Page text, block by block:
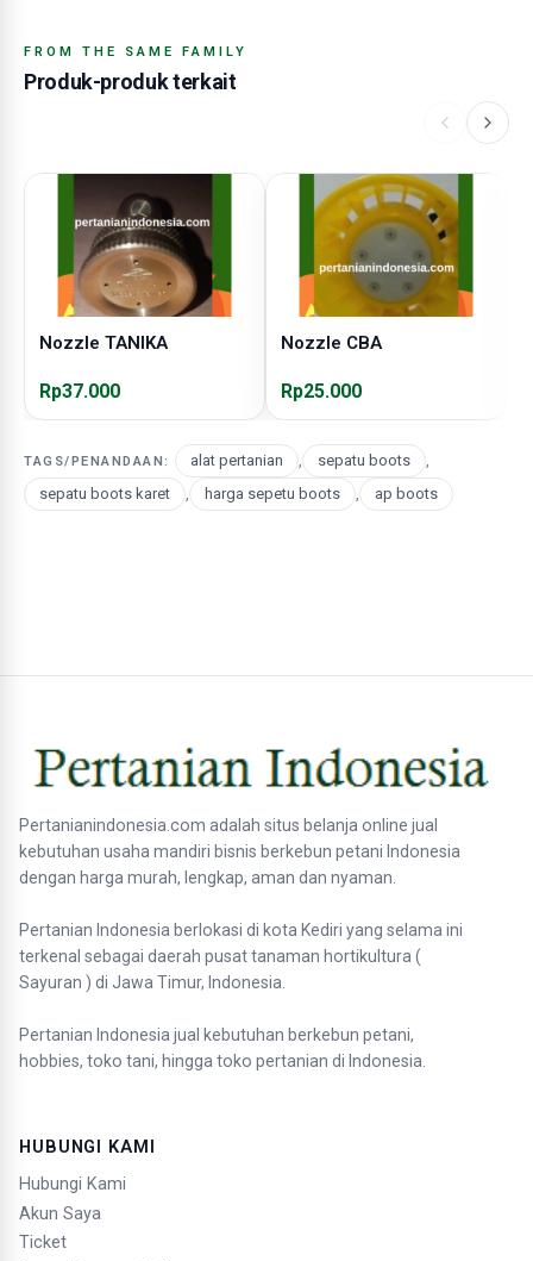
FROM THE SAME FAMILY
Produk-produk terkait
Nozzle TANIKA
Rp37.000
Nozzle CBA
Rp25.000
TAGS/PENANDAAN: alat pertanian , sepatu boots
,
sepatu boots karet
, harga sepetu boots , ap boots
Pertanianindonesia.com adalah situs belanja online jual
kebutuhan usaha mandiri bisnis berkebun petani Indonesia
dengan harga murah, lengkap, aman dan nyaman.
Pertanian Indonesia berlokasi di kota Kediri yang selama ini
terkenal sebagai daerah pusat tanaman hortikultura (
Sayuran ) di Jawa Timur, Indonesia.
Pertanian Indonesia jual kebutuhan berkebun petani,
hobbies, toko tani, hingga toko pertanian di Indonesia.
HUBUNGI KAMI
Hubungi Kami
Akun Saya
Ticket